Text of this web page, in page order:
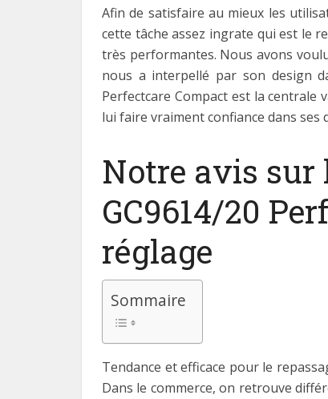
Afin de satisfaire au mieux les
cette tâche assez ingrate qui est le
très performantes. Nous avons
nous a interpellé par son design
Perfectcare Compact est la
lui faire vraiment confiance dans ses
Notre avis sur
GC9614/20
réglage
Sommaire
Tendance et efficace pour le
Dans le commerce, on retrouve